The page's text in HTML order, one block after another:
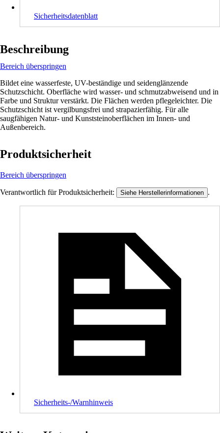
Sicherheitsdatenblatt
Beschreibung
Bereich überspringen
Bildet eine wasserfeste, UV-beständige und seidenglänzende
Schutzschicht. Oberfläche wird wasser- und schmutzabweisend und in
Farbe und Struktur verstärkt. Die Flächen werden pflegeleichter. Die
Schutzschicht ist vergilbungsfrei und strapazierfähig. Für alle
saugfähigen Natur- und Kunststeinoberflächen im Innen- und
Außenbereich.
Produktsicherheit
Bereich überspringen
Verantwortlich für Produktsicherheit: Siehe Herstellerinformationen .
Sicherheits-/Warnhinweis